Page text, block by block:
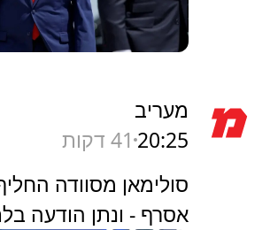
מעריב
20:25 41 דקות
סולימאן מסוודה
אסרף - ונתן הודעה